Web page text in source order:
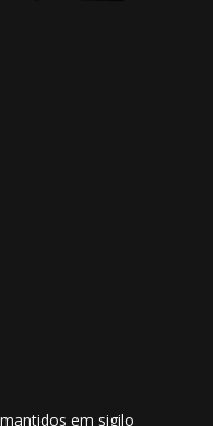
em sigilo